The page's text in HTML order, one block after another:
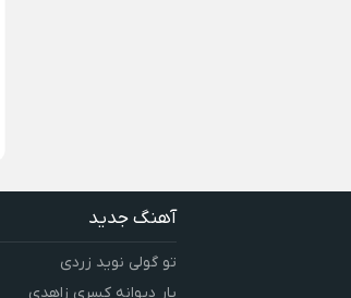
آهنگ جدید
تو گولی نوید زردی
یار دیوانه کسری زاهدی